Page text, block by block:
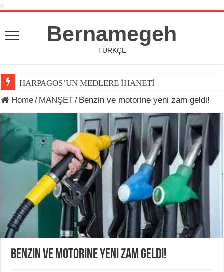
Bernamegeh
TÜRKÇE
HARPAGOS’UN MEDLERE İHANETİ
Home/ MANŞET/ Benzin ve motorine yeni zam geldi!
Benzin ve motorine yeni zam geldi!